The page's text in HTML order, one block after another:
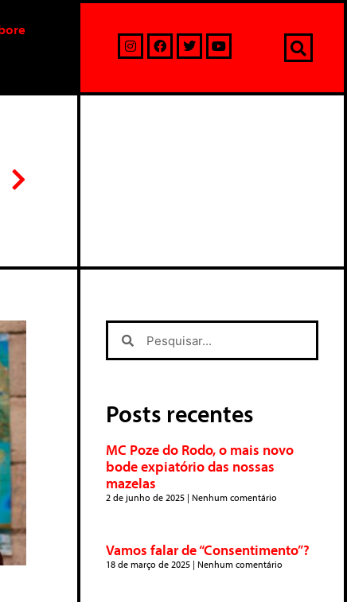
Posts recentes
MC Poze do Rodo, o mais novo
bode expiatório das nossas
mazelas
2 de junho de 2025 Nenhum comentário
Vamos falar de “Consentimento”?
18 de março de 2025 Nenhum comentário